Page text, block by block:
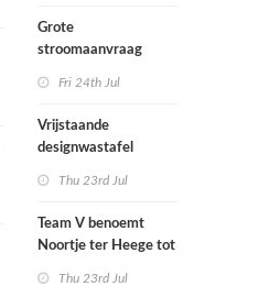
Grote
stroomaanvraag
afgewezen
Fri 24th Jul
Vrijstaande
designwastafel
Thu 23rd Jul
Team V benoemt
Noortje ter Heege tot
Thu 23rd Jul